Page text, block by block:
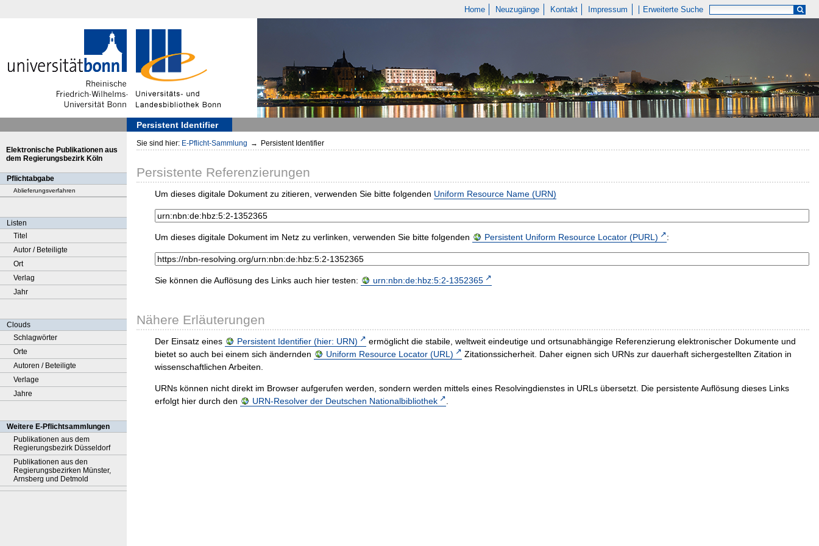
Home Neuzugänge Kontakt Impressum Erweiterte Suche
Persistent Identifier
Elektronische Publikationen aus
dem Regierungsbezirk Köln
Pflichtabgabe
Ablieferungsverfahren
Listen
Titel
Autor / Beteiligte
Ort
Verlag
Jahr
Clouds
Schlagwörter
Orte
Autoren / Beteiligte
Verlage
Jahre
Weitere E-Pflichtsammlungen
Publikationen aus dem
Regierungsbezirk Düsseldorf
Publikationen aus den
Regierungsbezirken Münster,
Arnsberg und Detmold
Sie sind hier: E-Pflicht-Sammlung → Persistent Identifier
Persistente Referenzierungen
Um dieses digitale Dokument zu zitieren, verwenden Sie bitte folgenden Uniform Resource Name (URN)
Um dieses digitale Dokument im Netz zu verlinken, verwenden Sie bitte folgenden Persistent Uniform Resource Locator (PURL) :
Sie können die Auflösung des Links auch hier testen: urn:nbn:de:hbz:5:2-1352365
Nähere Erläuterungen
Der Einsatz eines Persistent Identifier (hier: URN)
ermöglicht die stabile, weltweit eindeutige und ortsunabhängige Referenzierung elektronischer Dokumente und
bietet so auch bei einem sich ändernden
Uniform Resource Locator (URL)
Zitationssicherheit. Daher eignen sich URNs zur dauerhaft sichergestellten Zitation in
wissenschaftlichen Arbeiten.
URNs können nicht direkt im Browser aufgerufen werden, sondern werden mittels eines Resolvingdienstes in URLs übersetzt. Die persistente Auflösung dieses Links
erfolgt hier durch den
URN-Resolver der Deutschen Nationalbibliothek .